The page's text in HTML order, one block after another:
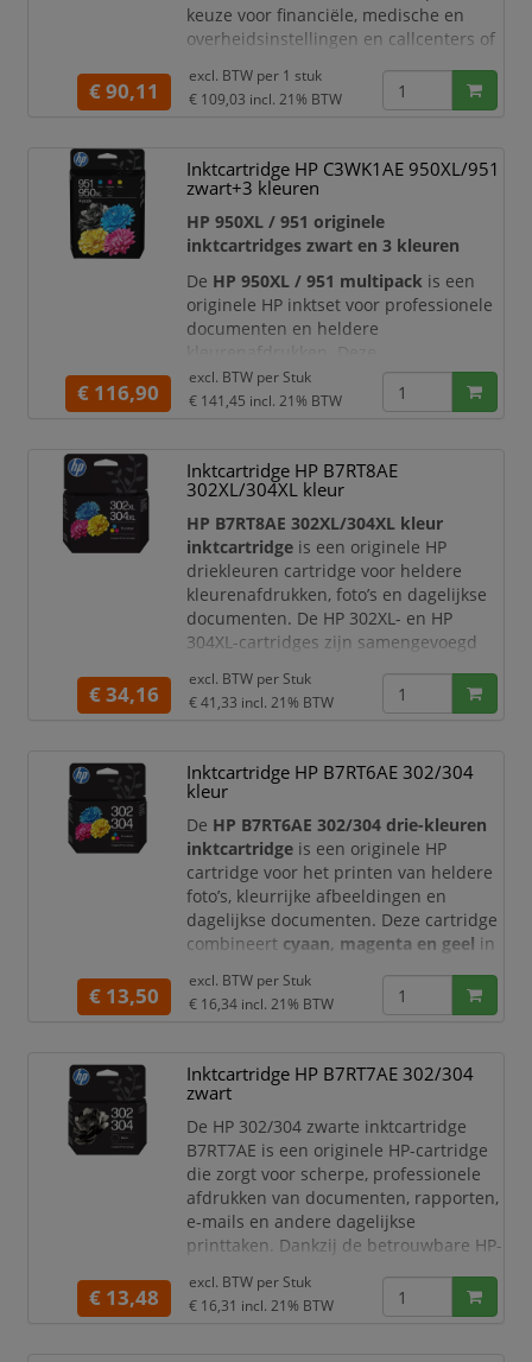
keuze voor financiële, medische en
overheidsinstellingen en callcenters of
plaatsvinden.
een veilige koppelingsfunctie,
128-bits verificatie en
voorzieningen volgens militaire
normen, zoals 256-bits AFS-cod
€ 90,11
excl. BTW per 1 stuk
€ 109,03 incl. 21% BTW
Inktcartridge HP C3WK1AE 950XL/951
zwart+3 kleuren
HP 950XL / 951 originele
inktcartridges zwart en 3 kleuren
De HP 950XL / 951 multipack is een
originele HP inktset voor professionele
documenten en heldere
kleurenafdrukken. Deze
voordeelverpakking bevat één zwarte
HP 950XL cartridge met hoge capaciteit
u direct alle benodigde cartridges in
huis voor scherp zwart-wit printwerk
en levendige kleurenprints.
De originele HP i
€ 116,90
excl. BTW per Stuk
€ 141,45 incl. 21% BTW
Inktcartridge HP B7RT8AE
302XL/304XL kleur
HP B7RT8AE 302XL/304XL kleur
inktcartridge is een originele HP
driekleuren cartridge voor heldere
kleurenafdrukken, foto’s en dagelijkse
documenten. De HP 302XL- en HP
304XL-cartridges zijn samengevoegd
nieuwe HP 302XL/304XL
kleurencartridge geschikt is voor
van de betrouwbare HP kwaliteit die u
gewend bent, met consistente
Deze orig
€ 34,16
excl. BTW per Stuk
€ 41,33 incl. 21% BTW
Inktcartridge HP B7RT6AE 302/304
kleur
De HP B7RT6AE 302/304 drie-kleuren
inktcartridge is een originele HP
cartridge voor het printen van heldere
foto’s, kleurrijke afbeeldingen en
dagelijkse documenten. Deze cartridge
combineert cyaan, magenta en geel in
302- en HP 304-kleurencartridges door
één handige, gecombineerde cartridge.
werk wanneer u betrouwbare HP
kwaliteit wilt.
Met originele HP inkt print u fo
€ 13,50
excl. BTW per Stuk
€ 16,34 incl. 21% BTW
Inktcartridge HP B7RT7AE 302/304
zwart
De HP 302/304 zwarte inktcartridge
B7RT7AE is een originele HP-cartridge
die zorgt voor scherpe, professionele
afdrukken van documenten, rapporten,
e-mails en andere dagelijkse
printtaken. Dankzij de betrouwbare HP-
resultaten met heldere zwarte tekst en
een uitstekende leesbaarheid van de
€ 13,48
excl. BTW per Stuk
€ 16,31 incl. 21% BTW